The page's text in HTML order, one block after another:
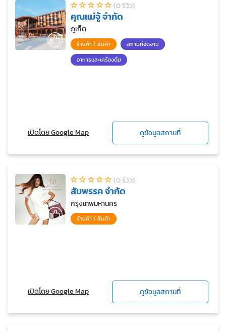
(0 รีวิว)
คุณแม่จู้ จำกัด
ภูเก็ต
ร้านค้า / สินค้า
สถานที่จัดงาน
อาหารและเครื่องดื่ม
เปิดโดย Google Map ดูข้อมูลสถานที่
(0 รีวิว)
สัมพรรค จำกัด
กรุงเทพมหานคร
ร้านค้า / สินค้า
เปิดโดย Google Map ดูข้อมูลสถานที่